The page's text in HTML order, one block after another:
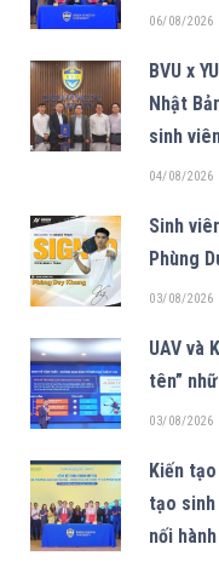
06/08/2026
BVU x
Nhật
sinh
04/08/2026
Sinh
Phùng
03/08/2026
UAV và
tên”
03/08/2026
Kiến
tạo sinh
nối